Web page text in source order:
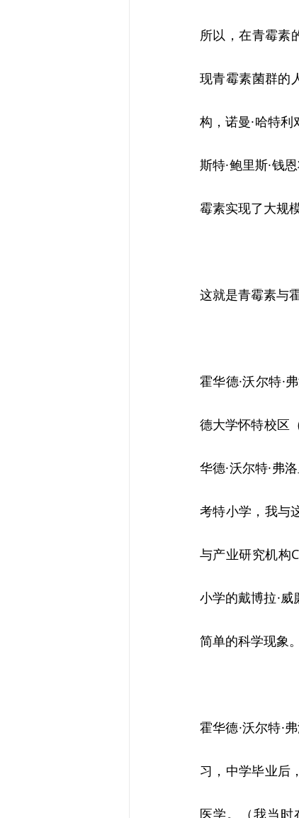
所以，在青霉素
现青霉素菌群的
构，诺曼·哈特
斯特·鲍里斯·钱
霉素实现了大规
这就是青霉素与
霍华德·沃尔特·
德大学怀特校区
华德·沃尔特·弗
考特小学，我与
与产业研究机构
小学的戴博拉·
简单的科学现象。
霍华德·沃尔特·
习，中学毕业后
医学。（我当